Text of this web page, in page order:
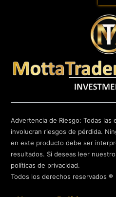
Advertencia de Riesgo: Todas las
involucran riesgos de pérdida.
en este producto debe ser
resultados. Si deseas leer
políticas de privacidad.
Todos los derechos reservados ®